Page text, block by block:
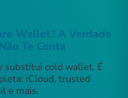
Wallet? A Verdade
Te Conta
substitui cold wallet. É
iCloud, trusted
e mais.